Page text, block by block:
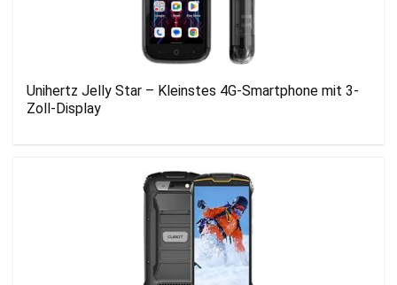
Unihertz Jelly Star – Kleinstes 4G-Smartphone mit 3-
Zoll-Display